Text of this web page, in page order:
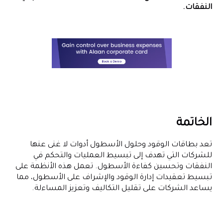
النفقات.
الخاتمة
تعد بطاقات الوقود وحلول الأسطول أدوات لا غنى عنها
للشركات التي تهدف إلى تبسيط العمليات والتحكم في
النفقات وتحسين كفاءة الأسطول. تعمل هذه الأنظمة على
تبسيط تعقيدات إدارة الوقود والإشراف على الأسطول، مما
يساعد الشركات على تقليل التكاليف وتعزيز المساءلة.